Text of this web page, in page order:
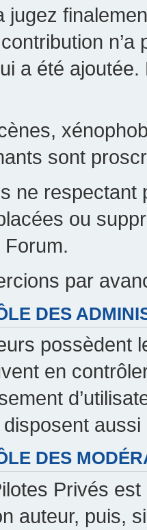
jugez
n’a
a été
sont
ne
ou
par
DES
possèdent
en
DES
Privés
auteur, puis,